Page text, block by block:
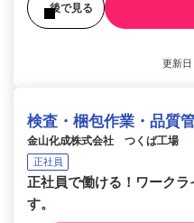
後で見る
更新
検査・梱包作業・品質
金山化成株式会社 つくば工場
正社員
正社員で働ける！ワーク
す。